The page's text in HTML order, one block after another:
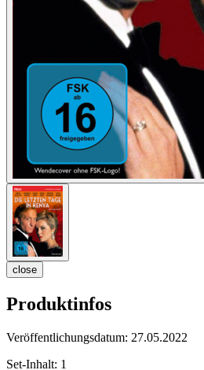
close
Produktinfos
Veröffentlichungsdatum: 27.05.2022
Set-Inhalt: 1